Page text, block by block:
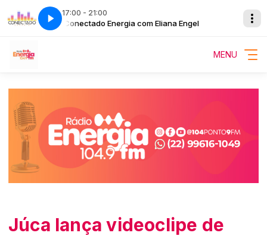
17:00 - 21:00
Conectado Energia com Eliana Engel
MENU
Júca lança videoclipe de